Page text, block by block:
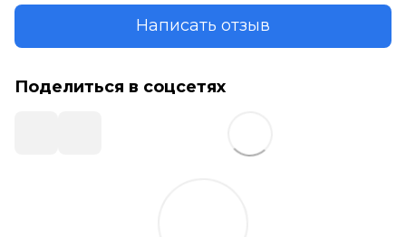
Написать отзыв
Поделиться в соцсетях